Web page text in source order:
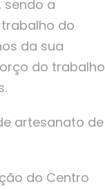
sendo a
do
da sua
do trabalho
artesanato de
do Centro